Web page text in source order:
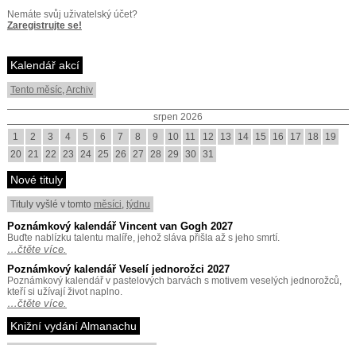
Nemáte svůj uživatelský účet?
Zaregistrujte se!
Kalendář akcí
Tento měsíc,Archiv
srpen 2026
1
2 3 4 5 6 7 8 9 10 11 12 13 14 15 16 17 18
19
20 21 22 23 24 25 26 27 28 29 30 31
Nové tituly
Tituly vyšlé v tomto měsíci, týdnu
Poznámkový kalendář Vincent van Gogh 2027
Buďte nablízku talentu malíře, jehož sláva přišla až s jeho smrtí.
…čtěte více.
Poznámkový kalendář Veselí jednorožci 2027
Poznámkový kalendář v pastelových barvách s motivem veselých jednorožců,
kteří si užívají život naplno.
…čtěte více.
Knižní vydání Almanachu